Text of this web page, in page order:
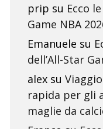
prip su Ecco
Game NBA
Emanuele su
dell’All-Star
alex su
rapida per gli
maglie da